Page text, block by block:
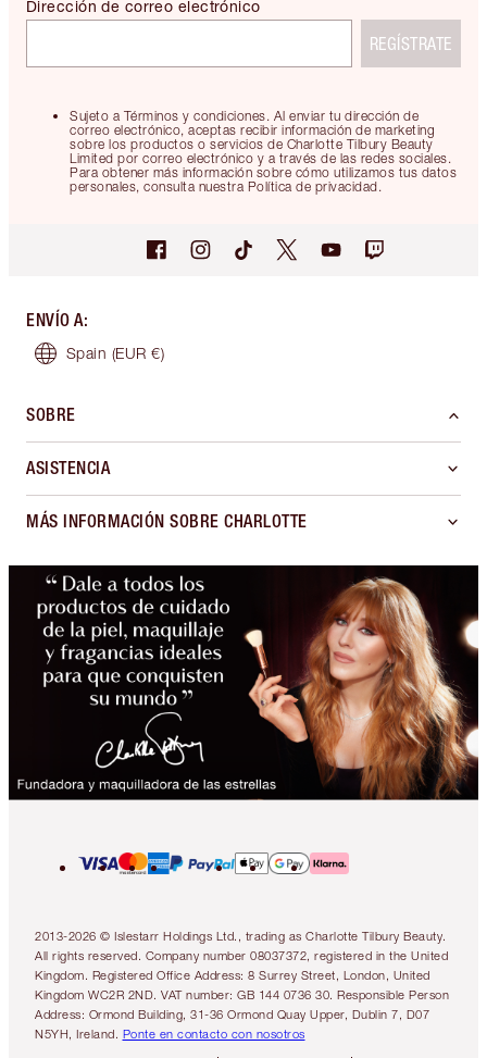
Sujeto a Términos y condiciones. Al enviar tu dirección de
correo electrónico, aceptas recibir información de marketing
sobre los productos o servicios de Charlotte Tilbury Beauty
Limited por correo electrónico y a través de las redes sociales.
Para obtener más información sobre cómo utilizamos tus datos
personales, consulta nuestra Política de privacidad.
Dirección de correo electrónico
REGÍSTRATE
ENVÍO A:
Spain (EUR €)
SOBRE
ASISTENCIA
MÁS INFORMACIÓN SOBRE CHARLOTTE
2013-2026 © Islestarr Holdings Ltd., trading as Charlotte Tilbury Beauty.
All rights reserved. Company number 08037372, registered in the United
Kingdom. Registered Office Address: 8 Surrey Street, London, United
Kingdom WC2R 2ND. VAT number: GB 144 0736 30. Responsible Person
Address: Ormond Building, 31-36 Ormond Quay Upper, Dublin 7, D07
N5YH, Ireland. Ponte en contacto con nosotros